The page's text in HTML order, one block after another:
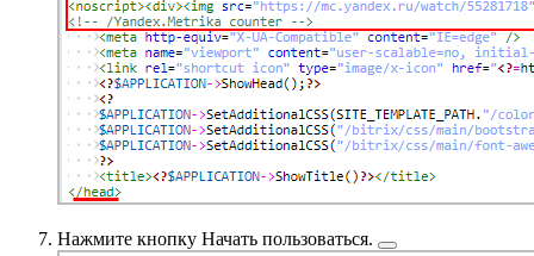
Нажмите кнопку Начать пользоваться.